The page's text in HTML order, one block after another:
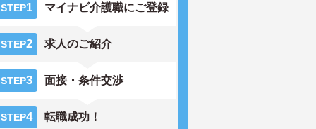
STEP1 マイナビ介護職にご登録
STEP2 求人のご紹介
STEP3 面接・条件交渉
STEP4 転職成功！